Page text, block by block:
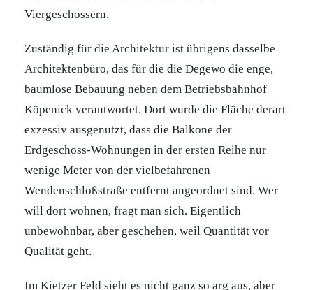
Viergeschossern.
Zuständig für die Architektur ist übrigens dasselbe
Architektenbüro, das für die die Degewo die enge,
baumlose Bebauung neben dem Betriebsbahnhof
Köpenick verantwortet. Dort wurde die Fläche derart
exzessiv ausgenutzt, dass die Balkone der
Erdgeschoss-Wohnungen in der ersten Reihe nur
wenige Meter von der vielbefahrenen
Wendenschloßstraße entfernt angeordnet sind. Wer
will dort wohnen, fragt man sich. Eigentlich
unbewohnbar, aber geschehen, weil Quantität vor
Qualität geht.
Im Kietzer Feld sieht es nicht ganz so arg aus, aber